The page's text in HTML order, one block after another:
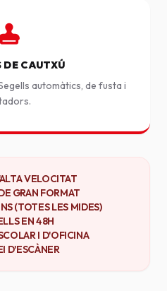
DE CAUTXÚ
automàtics, de fusta i
VELOCITAT
GRAN FORMAT
(TOTES LES MIDES)
EN 48H
I D'OFICINA
D'ESCÀNER